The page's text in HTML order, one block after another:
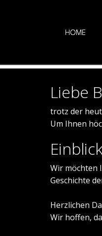
HOME
Liebe
trotz der
Um Ihnen
Wir möchten
Geschichte
Herzlichen
Wir hoffen,